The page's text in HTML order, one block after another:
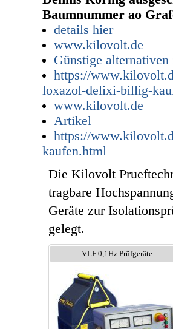
Baumnummer ao
details hier
www.kilovolt.de
Günstige
https://
loxazol-delixi-billig-
www.kilovolt.de
Artikel
https://
kaufen.html
Die Kilovolt
tragbare
Geräte zur
gelegt.
VLF 0,1Hz Prüfgeräte